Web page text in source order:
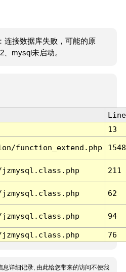
连接数据库失败，可能的原
mysql未启动。
Line
13
function_extend.php 1548
211
62
94
76
息详细记录, 由此给您带来的访问不便我